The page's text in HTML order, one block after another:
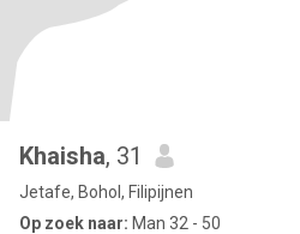
Khaisha, 31
Jetafe, Bohol, Filipijnen
Op zoek naar: Man 32 - 50